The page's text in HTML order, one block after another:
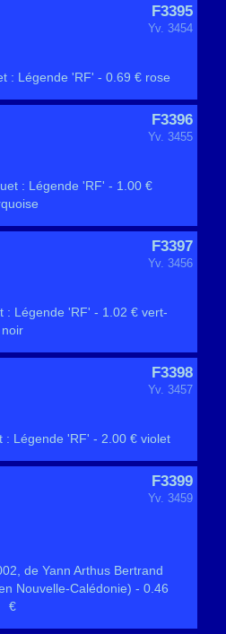
F3395
Yv. 3454
: Légende 'RF' - 0.69 € rose
F3396
Yv. 3455
: Légende 'RF' - 1.00 €
F3397
Yv. 3456
: Légende 'RF' - 1.02 € vert-
noir
F3398
Yv. 3457
: Légende 'RF' - 2.00 € violet
F3399
Yv. 3459
de Yann Arthus Bertrand
Nouvelle-Calédonie) - 0.46
€